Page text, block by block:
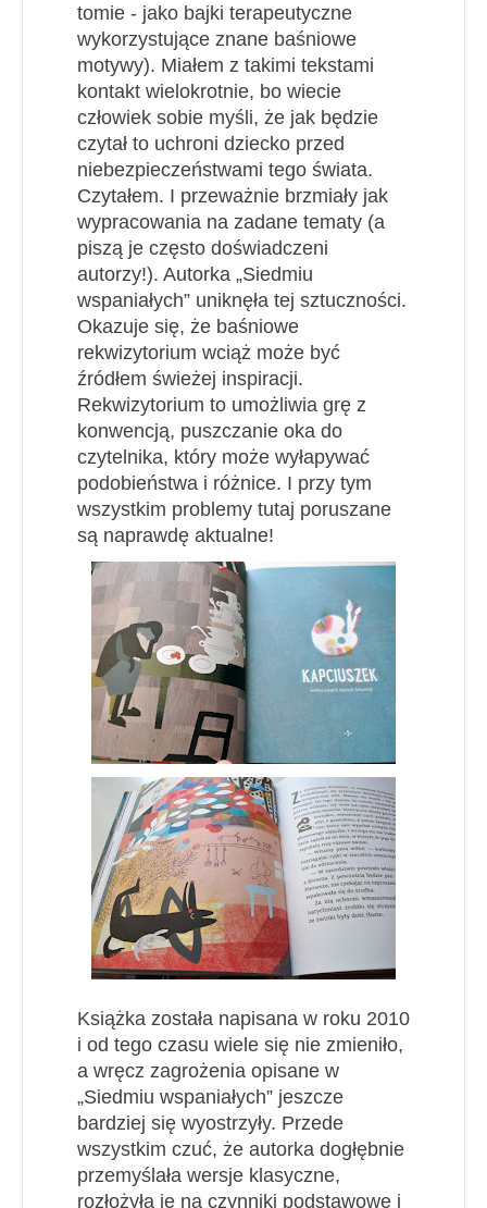
tomie - jako bajki terapeutyczne
wykorzystujące znane baśniowe
motywy). Miałem z takimi tekstami
kontakt wielokrotnie, bo wiecie
człowiek sobie myśli, że jak będzie
czytał to uchroni dziecko przed
niebezpieczeństwami tego świata.
Czytałem. I przeważnie brzmiały jak
wypracowania na zadane tematy (a
piszą je często doświadczeni
autorzy!). Autorka „Siedmiu
wspaniałych” uniknęła tej sztuczności.
Okazuje się, że baśniowe
rekwizytorium wciąż może być
źródłem świeżej inspiracji.
Rekwizytorium to umożliwia grę z
konwencją, puszczanie oka do
czytelnika, który może wyłapywać
podobieństwa i różnice. I przy tym
wszystkim problemy tutaj poruszane
są naprawdę aktualne!
Książka została napisana w roku 2010
i od tego czasu wiele się nie zmieniło,
a wręcz zagrożenia opisane w
„Siedmiu wspaniałych” jeszcze
bardziej się wyostrzyły. Przede
wszystkim czuć, że autorka dogłębnie
przemyślała wersje klasyczne,
rozłożyła je na czynniki podstawowe i